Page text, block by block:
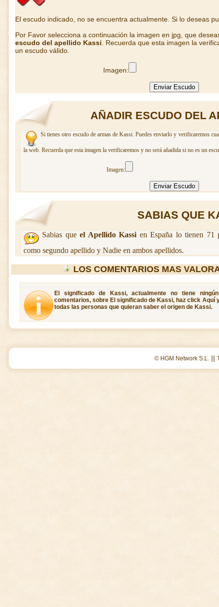
El escudo indicado, no se encuentra actualmente. Si lo deseas
Por Favor selecciona a continuación la imagen en jpg, que
escudo del apellido Kassi . Recuerda que esta imagen la
un escudo válido.
Imagen:
AÑADIR ESCUDO DEL
Si tienes otro escudo de armas de Kassi. Puedes enviarlo y verificaremos
la web. Recuerda que esta imagen la verificaremos y no será añadida si no es un
Imagen:
SABIAS QUE
Sabias queel Apellido Kassi en España lo tienen 71
como segundo apellido y Nadie en ambos apellidos.
LOS COMENTARIOS MAS
El significado de Kassi, actualmente no tiene
comentarios, sobre El significado de Kassi, haz click Aquí
todas las personas que quieran saber el origen de Kassi.
© HGM Network S.L. ||